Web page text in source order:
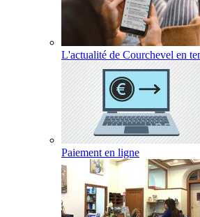
L'actualité de Courchevel en
Paiement en ligne